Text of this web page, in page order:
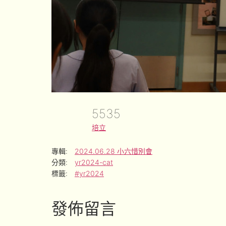
5535
培立
專輯:
2024.06.28 小六惜別會
分類:
yr2024-cat
標籤:
#yr2024
發佈留言